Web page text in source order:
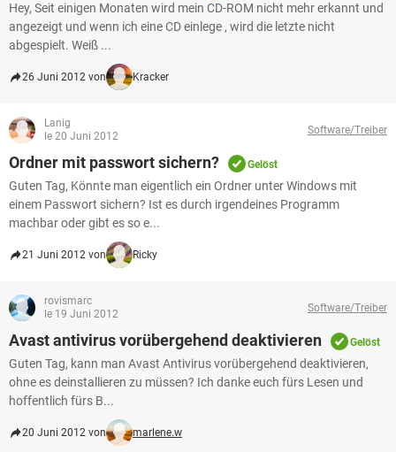
Hey, Seit einigen Monaten wird mein CD-ROM nicht mehr erkannt und
angezeigt und wenn ich eine CD einlege , wird die letzte nicht
abgespielt. Weiß ...
26 Juni 2012 von Kracker
Lanig
le 20 Juni 2012
Software/Treiber
Ordner mit passwort sichern? Gelöst
Guten Tag, Könnte man eigentlich ein Ordner unter Windows mit
einem Passwort sichern? Ist es durch irgendeines Programm
machbar oder gibt es so e...
21 Juni 2012 von Ricky
rovismarc
le 19 Juni 2012
Software/Treiber
Avast antivirus vorübergehend deaktivieren Gelöst
Guten Tag, kann man Avast Antivirus vorübergehend deaktivieren,
ohne es deinstallieren zu müssen? Ich danke euch fürs Lesen und
hoffentlich fürs B...
20 Juni 2012 von marlene.w